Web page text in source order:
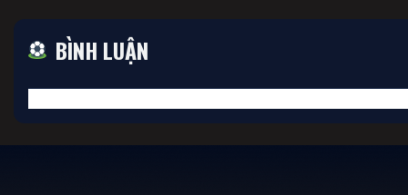
BÌNH LUẬN